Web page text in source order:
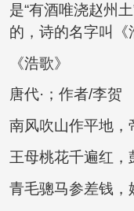
是“有酒唯浇赵州
的，诗的名字叫《
《浩歌》
唐代·；作者/李贺
南风吹山作平地，
王母桃花千遍红，
青毛骢马参差钱，